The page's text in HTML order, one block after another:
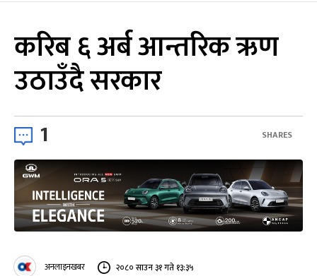
करिब ६ अर्ब आन्तरिक ऋण
उठाउँदै सरकार
1 SHARES
अनलाइनखबर २०८० साउन ३१ गते १३:३५